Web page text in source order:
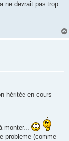
ne devrait pas trop
héritée en cours
monter...
probleme (comme